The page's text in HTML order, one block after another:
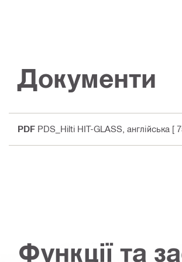
Документи
PDF PDS_Hilti HIT-GLASS , англійська [
Функції та